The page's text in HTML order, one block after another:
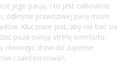
jego pasją, i to jest całkowicie
odkrycie prawdziwej pasji może
Kluczowe jest, aby nie bać się
poza swoją strefę komfortu.
otworzyć drzwi do zupełnie
i zainteresowań.